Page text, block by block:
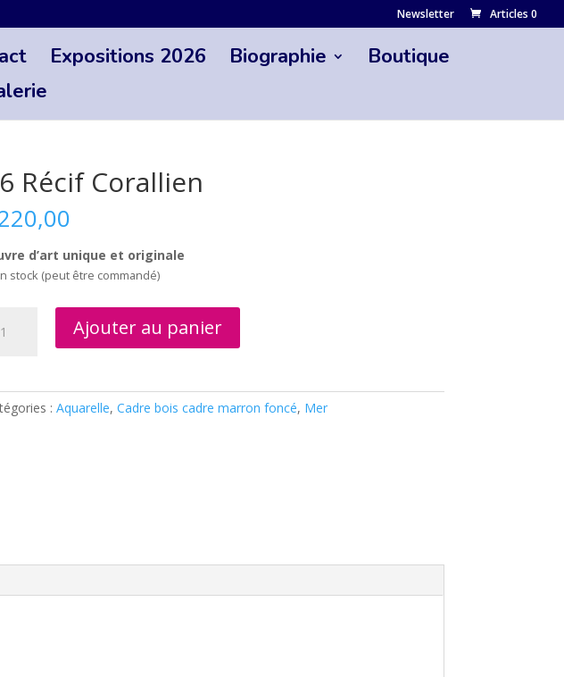
Newsletter Articles 0
Expositions 2026 Biographie
Boutique
Récif Corallien
d’art unique et originale
stock (peut être commandé)
Ajouter au panier
: Aquarelle, Cadre bois cadre marron foncé, Mer